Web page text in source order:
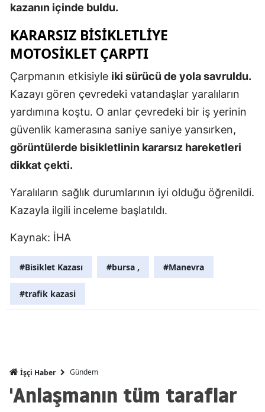
Hakkari
Hatay
Isparta
İstanbul
Kütahya
kazanın içinde buldu.
KARARSIZ BISIKLETLIYE
MOTOSIKLET ÇARPTI
Çarpmanın etkisiyle iki sürücü de yola savruldu.
Kazayı gören çevredeki vatandaşlar yaralıların
yardımına koştu. O anlar çevredeki bir iş yerinin
güvenlik kamerasına saniye saniye yansırken,
görüntülerde bisikletlinin kararsız hareketleri
dikkat çekti.
Yaralıların sağlık durumlarının iyi olduğu öğrenildi.
Kazayla ilgili inceleme başlatıldı.
Kaynak: İHA
#Bisiklet Kazası #bursa , #Manevra
#trafik kazasi
İşçi Haber Gündem
'Anlaşmanın tüm taraflar